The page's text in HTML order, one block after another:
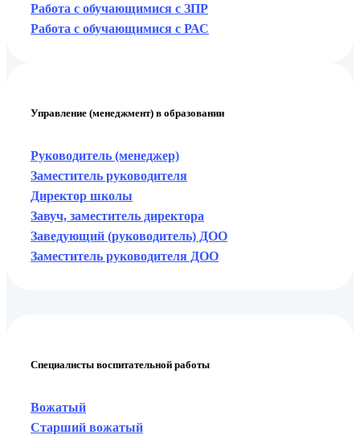
Работа с обучающимися с ЗПР
Работа с обучающимися с РАС
Управление (менеджмент) в образовании
Руководитель (менеджер)
Заместитель руководителя
Директор школы
Завуч, заместитель директора
Заведующий (руководитель) ДОО
Заместитель руководителя ДОО
Специалисты воспитательной работы
Вожатый
Старший вожатый